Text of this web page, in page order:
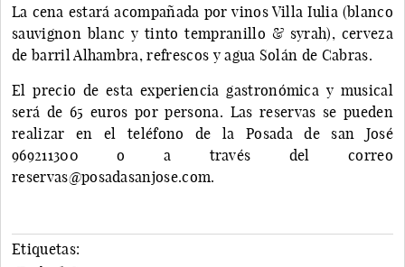
La cena estará acompañada por vinos Villa Iulia (blanco
sauvignon blanc y tinto tempranillo & syrah), cerveza
de barril Alhambra, refrescos y agua Solán de Cabras.
El precio de esta experiencia gastronómica y musical
será de 65 euros por persona. Las reservas se pueden
realizar en el teléfono de la Posada de san José
969211300 o a través del correo
reservas@posadasanjose.com.
Etiquetas: